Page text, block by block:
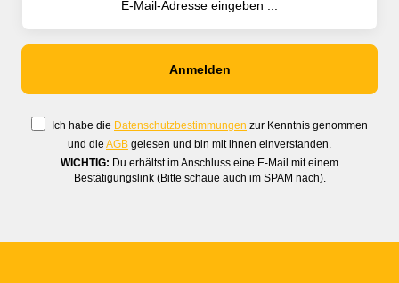
Ich habe die Datenschutzbestimmungen zur Kenntnis genommen
und die AGB gelesen und bin mit ihnen einverstanden.
WICHTIG: Du erhältst im Anschluss eine E-Mail mit einem
Bestätigungslink (Bitte schaue auch im SPAM nach).